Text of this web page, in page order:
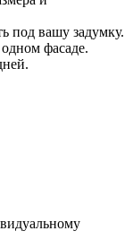
под вашу задумку.
фасаде.